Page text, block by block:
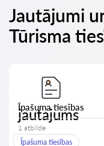
Jautājumi
Tūrisma
Īpašuma tiesības
jautajums
1 atbilde
Īpašuma tiesības